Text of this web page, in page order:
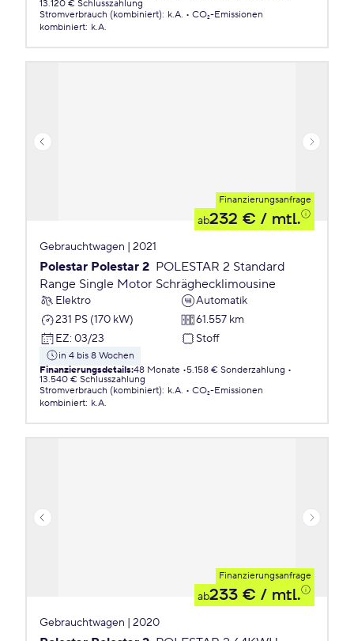
13.120 € Schlusszahlung
Stromverbrauch (kombiniert): k.A.
CO₂-Emissionen
kombiniert: k.A.
Finanzierungsanfrage
ab232 € / mtl.
Gebrauchtwagen | 2021
Polestar Polestar 2 POLESTAR 2 Standard
Range Single Motor Schräghecklimousine
Elektro
Automatik
231 PS (170 kW)
61.557 km
EZ: 03/23 Stoff
in 4 bis 8 Wochen
Finanzierungsdetails:48 Monate 5.158 € Sonderzahlung
13.540 € Schlusszahlung
Stromverbrauch (kombiniert): k.A.
CO₂-Emissionen
kombiniert: k.A.
Finanzierungsanfrage
ab233 € / mtl.
Gebrauchtwagen | 2020